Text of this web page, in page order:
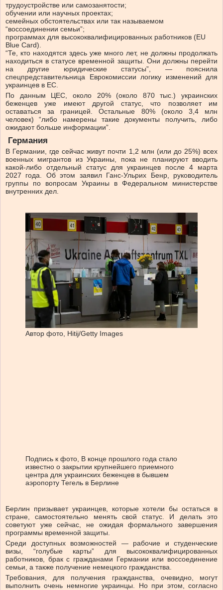
трудоустройстве или самозанятости;
обучении или научных проектах;
семейных обстоятельствах или так называемом
“воссоединении семьи”;
программах для высококвалифицированных работников (EU
Blue Card).
“Те, кто находятся здесь уже много лет, не должны продолжать
находиться в статусе временной защиты. Они должны перейти
на другие юридические статусы”, — пояснила
спецпредставительница Еврокомиссии логику изменений для
украинцев в ЕС.
По данным ЦЕС, около 20% (около 870 тыс.) украинских
беженцев уже имеют другой статус, что позволяет им
оставаться за границей. Остальные 80% (около 3,4 млн
человек) “либо намерены такие документы получить, либо
ожидают больше информации”.
Германия
В Германии, где сейчас живут почти 1,2 млн (или до 25%) всех
военных мигрантов из Украины, пока не планируют вводить
какой-либо отдельный статус для украинцев после 4 марта
2027 года. Об этом заявил Ганс-Ульрих Бенр, руководитель
группы по вопросам Украины в Федеральном министерстве
внутренних дел.
Автор фото, Hitij/Getty Images
Подпись к фото, В конце прошлого года стало
известно о закрытии крупнейшего приемного
центра для украинских беженцев в бывшем
аэропорту Тегель в Берлине
Берлин призывает украинцев, которые хотели бы остаться в
стране, самостоятельно менять свой статус. И делать это
советуют уже сейчас, не ожидая формального завершения
программы временной защиты.
Среди доступных возможностей — рабочие и студенческие
визы, “голубые карты” для высококвалифицированных
работников, брак с гражданами Германии или воссоединение
семьи, а также получение немецкого гражданства.
Требования, для получения гражданства, очевидно, могут
выполнить очень немногие украинцы. Но при этом, согласно